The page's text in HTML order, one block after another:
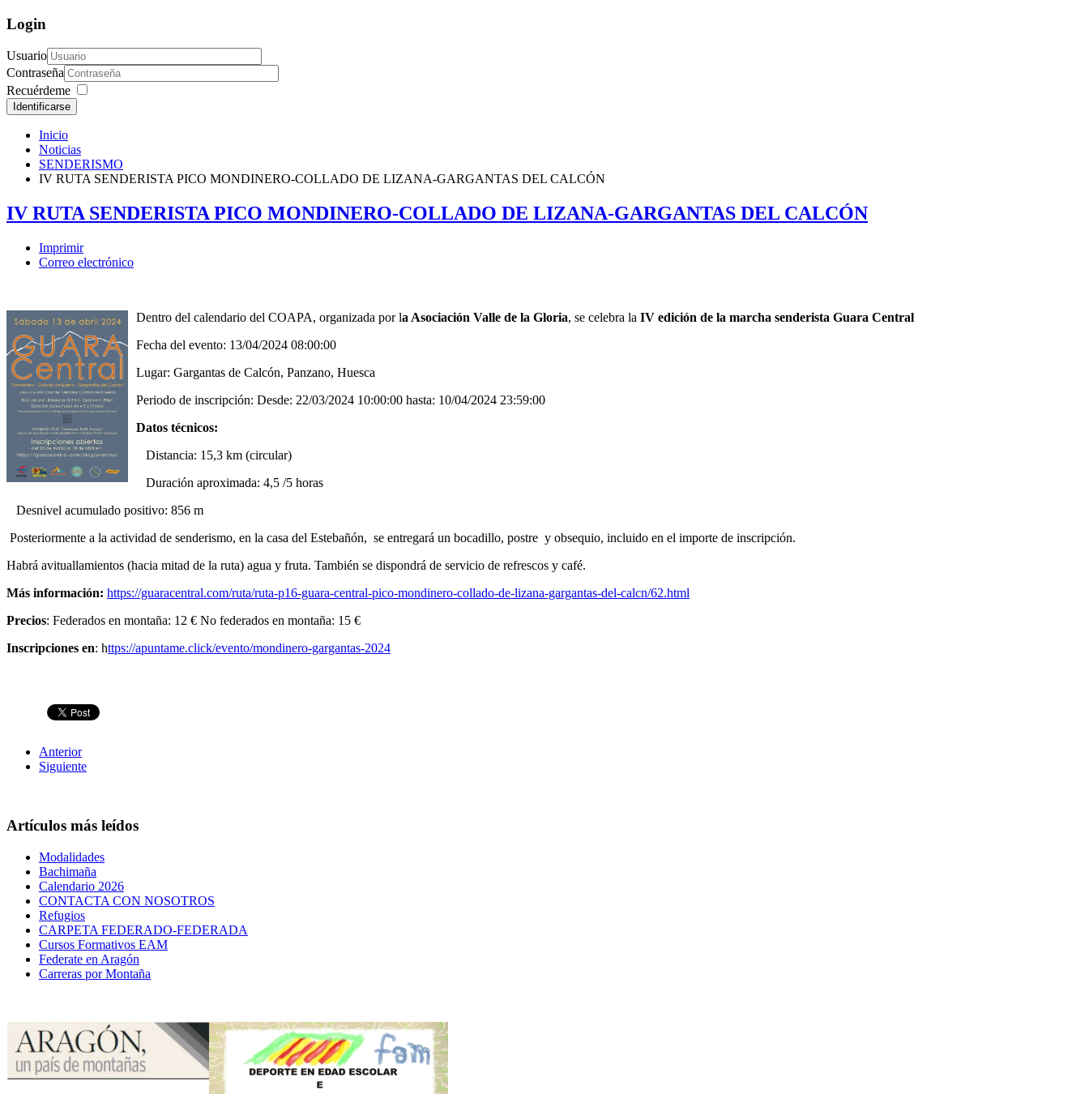
Login
Usuario
Contraseña
Recuérdeme
Identificarse
Inicio
Noticias
SENDERISMO
IV RUTA SENDERISTA PICO MONDINERO-COLLADO DE LIZANA-GARGANTAS DEL CALCÓN
IV RUTA SENDERISTA PICO MONDINERO-COLLADO DE LIZANA-GARGANTAS DEL CALCÓN
Imprimir
Correo electrónico
Dentro del calendario del COAPA, organizada por la Asociación Valle de la Gloria, se celebra la IV edición de la marcha senderista Guara Central
Fecha del evento: 13/04/2024 08:00:00
Lugar: Gargantas de Calcón, Panzano, Huesca
Periodo de inscripción: Desde: 22/03/2024 10:00:00 hasta: 10/04/2024 23:59:00
Datos técnicos:
Distancia: 15,3 km (circular)
Duración aproximada: 4,5 /5 horas
Desnivel acumulado positivo: 856 m
Posteriormente a la actividad de senderismo, en la casa del Estebañón, se entregará un bocadillo, postre y obsequio, incluido en el importe de inscripción.
Habrá avituallamientos (hacia mitad de la ruta) agua y fruta. También se dispondrá de servicio de refrescos y café.
Más información: https://guaracentral.com/ruta/ruta-p16-guara-central-pico-mondinero-collado-de-lizana-gargantas-del-calcn/62.html
Precios: Federados en montaña: 12 € No federados en montaña: 15 €
Inscripciones en: https://apuntame.click/evento/mondinero-gargantas-2024
Anterior
Siguiente
Artículos más leídos
Modalidades
Bachimaña
Calendario 2026
CONTACTA CON NOSOTROS
Refugios
CARPETA FEDERADO-FEDERADA
Cursos Formativos EAM
Federate en Aragón
Carreras por Montaña